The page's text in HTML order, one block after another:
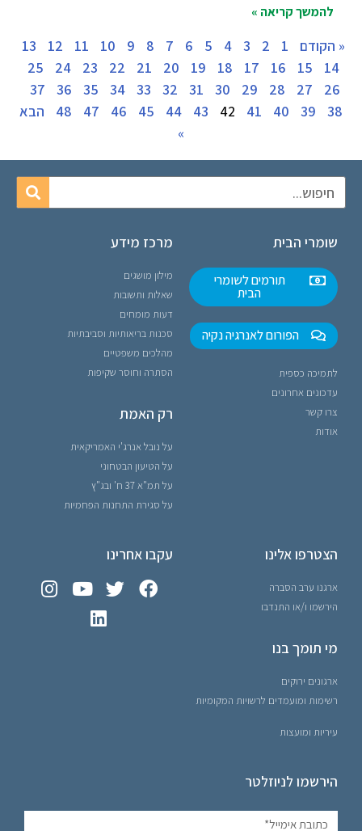
להמשך קריאה »
« הקודם 1
2
3
4
5
6
7
8
9
10
11
12
13
14
15
16
17
18
19
20
21
22
23
24
25
26
27
28
29
30
31
32
33
34
35
36
37
38
39
40
41
42
43
44
45
46
47
48
הבא
»
שומרי הבית
תורמים לשומרי
הבית
הפורום לאנרגיה נקיה
לתמיכה כספית
עדכונים אחרונים
צרו קשר
אודות
מרכז מידע
מילון מושגים
שאלות ותשובות
דעות מומחים
סכנות בריאותיות וסביבתיות
מהלכים משפטיים
הסתרה וחוסר שקיפות
רק האמת
על נובל אנרג'י האמריקאית
על הטיעון הבטחוני
על תמ"א 37 ח' ובג"ץ
על סגירת התחנות הפחמיות
הצטרפו אלינו
ארגנו ערב הסברה
הירשמו ו/או התנדבו
מי תומך בנו
ארגונים ירוקים
רשימות ומועמדים לרשויות המקומיות
עיריות ומועצות
עקבו אחרינו
הירשמו לניוזלטר